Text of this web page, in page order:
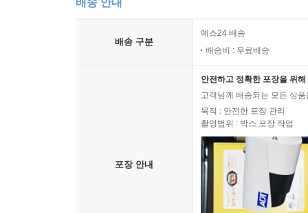
배송 안내
배송 구분
예스24 배송
배송비 : 무료배송
포장 안내
안전하고 정확한 포장을 위
고객님께 배송되는 모든 상
목적 : 안전한 포장 관리
촬영범위 : 박스 포장 작업